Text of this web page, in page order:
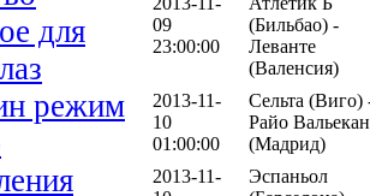
для
режим
09
23:00:00
(Бильбао) -
Леванте
(Валенсия)
2013-11-
10
01:00:00
Сельта (Виго)
Райо
(Мадрид)
2013-11-
Эспаньол